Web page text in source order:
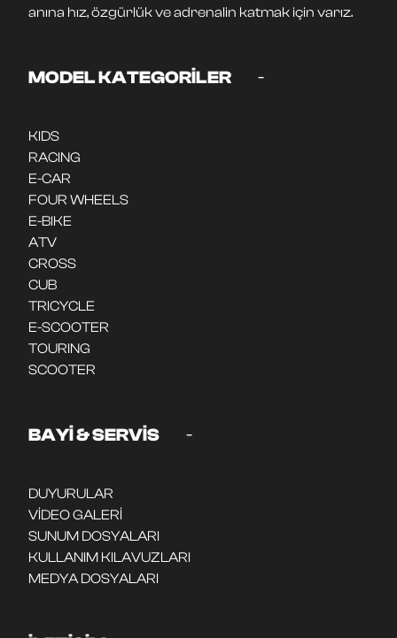
anına hız, özgürlük ve adrenalin katmak için varız.
MODEL KATEGORİLER -
KIDS
RACING
E-CAR
FOUR WHEELS
E-BIKE
ATV
CROSS
CUB
TRICYCLE
E-SCOOTER
TOURING
SCOOTER
BAYİ & SERVİS -
DUYURULAR
VİDEO GALERİ
SUNUM DOSYALARI
KULLANIM KILAVUZLARI
MEDYA DOSYALARI